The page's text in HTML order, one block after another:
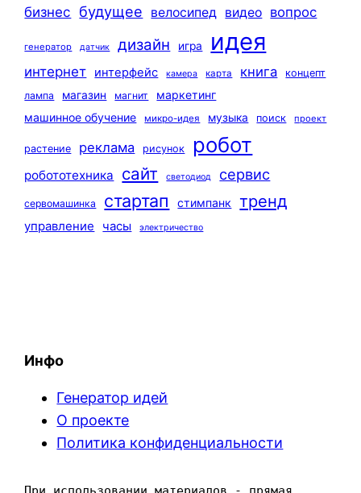
бизнес будущее велосипед видео вопрос
генератор датчик дизайн игра идея
интернет интерфейс камера карта книга
концепт
лампа
магазин магнит
маркетинг
машинное обучение
микро-идея музыка поиск проект
растение реклама рисунок робот
робототехника сайт светодиод сервис
сервомашинка стартап стимпанк тренд
управление часы электричество
Инфо
Генератор идей
О проекте
Политика конфиденциальности